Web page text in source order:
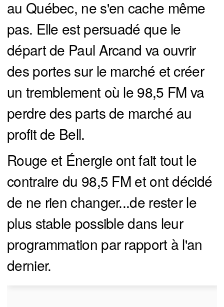
au Québec, ne s'en cache même
pas. Elle est persuadé que le
départ de Paul Arcand va ouvrir
des portes sur le marché et créer
un tremblement où le 98,5 FM va
perdre des parts de marché au
profit de Bell.
Rouge et Énergie ont fait tout le
contraire du 98,5 FM et ont décidé
de ne rien changer...de rester le
plus stable possible dans leur
programmation par rapport à l'an
dernier.